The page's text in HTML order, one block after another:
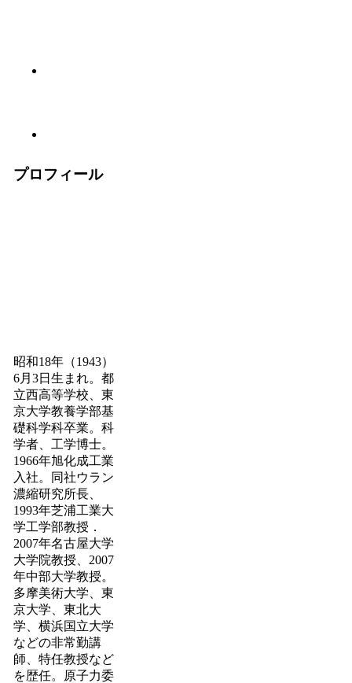
プロフィール
昭和18年（1943）
6月3日生まれ。都
立西高等学校、東
京大学教養学部基
礎科学科卒業。科
学者、工学博士。
1966年旭化成工業
入社。同社ウラン
濃縮研究所長、
1993年芝浦工業大
学工学部教授．
2007年名古屋大学
大学院教授、2007
年中部大学教授。
多摩美術大学、東
京大学、東北大
学、横浜国立大学
などの非常勤講
師、特任教授など
を歴任。原子力委